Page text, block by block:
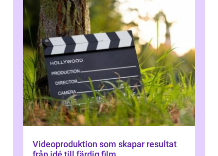
Videoproduktion som skapar resultat